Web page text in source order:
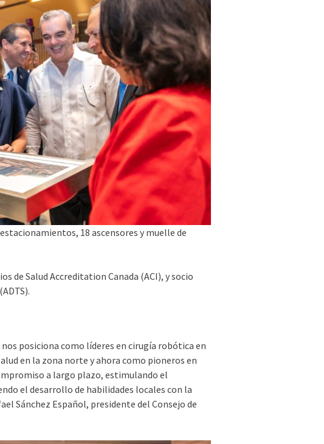
18 ascensores y muelle de
de Salud Accreditation Canada (ACI), y socio
posiciona como líderes en cirugía robótica en
en la zona norte y ahora como pioneros en
a largo plazo, estimulando el
el desarrollo de habilidades locales con la
Sánchez Español, presidente del Consejo de